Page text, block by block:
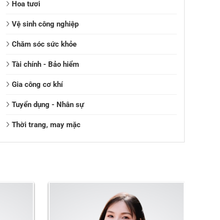
Hoa tươi
Vệ sinh công nghiệp
Chăm sóc sức khỏe
Tài chính - Bảo hiểm
Gia công cơ khí
Tuyển dụng - Nhân sự
Thời trang, may mặc